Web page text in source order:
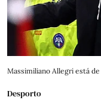
Massimiliano Allegri está de
Desporto